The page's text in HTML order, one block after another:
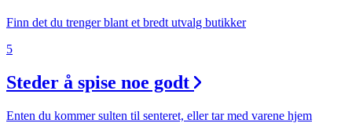
Finn det du trenger blant et bredt utvalg butikker
5
Steder å spise noe godt
Enten du kommer sulten til senteret, eller tar med varene hjem